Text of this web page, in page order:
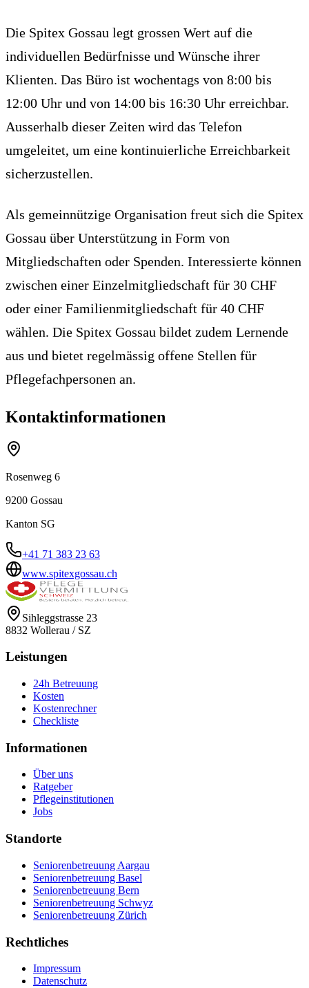
Die Spitex Gossau legt grossen Wert auf die
individuellen Bedürfnisse und Wünsche ihrer
Klienten. Das Büro ist wochentags von 8:00 bis
12:00 Uhr und von 14:00 bis 16:30 Uhr erreichbar.
Ausserhalb dieser Zeiten wird das Telefon
umgeleitet, um eine kontinuierliche Erreichbarkeit
sicherzustellen.
Als gemeinnützige Organisation freut sich die Spitex
Gossau über Unterstützung in Form von
Mitgliedschaften oder Spenden. Interessierte können
zwischen einer Einzelmitgliedschaft für 30 CHF
oder einer Familienmitgliedschaft für 40 CHF
wählen. Die Spitex Gossau bildet zudem Lernende
aus und bietet regelmässig offene Stellen für
Pflegefachpersonen an.
Kontaktinformationen
Rosenweg 6
9200 Gossau
Kanton SG
+41 71 383 23 63
www.spitexgossau.ch
Sihleggstrasse 23
8832 Wollerau / SZ
Leistungen
24h Betreuung
Kosten
Kostenrechner
Checkliste
Informationen
Über uns
Ratgeber
Pflegeinstitutionen
Jobs
Standorte
Seniorenbetreuung Aargau
Seniorenbetreuung Basel
Seniorenbetreuung Bern
Seniorenbetreuung Schwyz
Seniorenbetreuung Zürich
Rechtliches
Impressum
Datenschutz